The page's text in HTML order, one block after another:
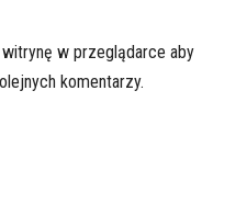
w przeglądarce aby
komentarzy.